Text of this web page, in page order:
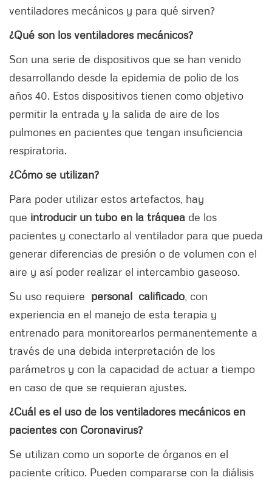
ventiladores mecánicos y para qué sirven?
¿Qué son los ventiladores mecánicos?
Son una serie de dispositivos que se han venido
desarrollando desde la epidemia de polio de los
años 40. Estos dispositivos tienen como objetivo
permitir la entrada y la salida de aire de los
pulmones en pacientes que tengan insuficiencia
respiratoria.
¿Cómo se utilizan?
Para poder utilizar estos artefactos, hay
que introducir un tubo en la tráquea de los
pacientes y conectarlo al ventilador para que pueda
generar diferencias de presión o de volumen con el
aire y así poder realizar el intercambio gaseoso.
Su uso requiere personal calificado , con
experiencia en el manejo de esta terapia y
entrenado para monitorearlos permanentemente a
través de una debida interpretación de los
parámetros y con la capacidad de actuar a tiempo
en caso de que se requieran ajustes.
¿Cuál es el uso de los ventiladores mecánicos en
pacientes con Coronavirus?
Se utilizan como un soporte de órganos en el
paciente crítico. Pueden compararse con la diálisis